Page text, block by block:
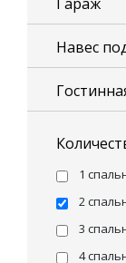
Навес
1
2
3
4